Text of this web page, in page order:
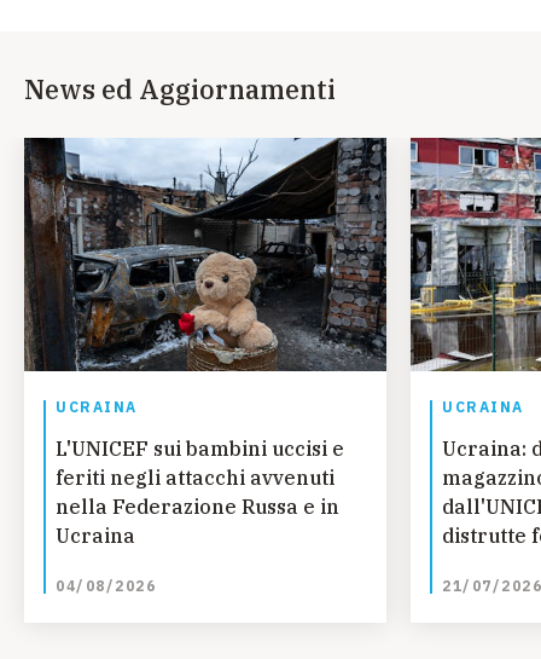
News ed Aggiornamenti
UCRAINA
L'UNICEF sui bambini uccisi e
feriti negli attacchi avvenuti
nella Federazione Russa e in
Ucraina
04/08/2026
UCRAINA
Ucraina:
distrutte
21/07/2026